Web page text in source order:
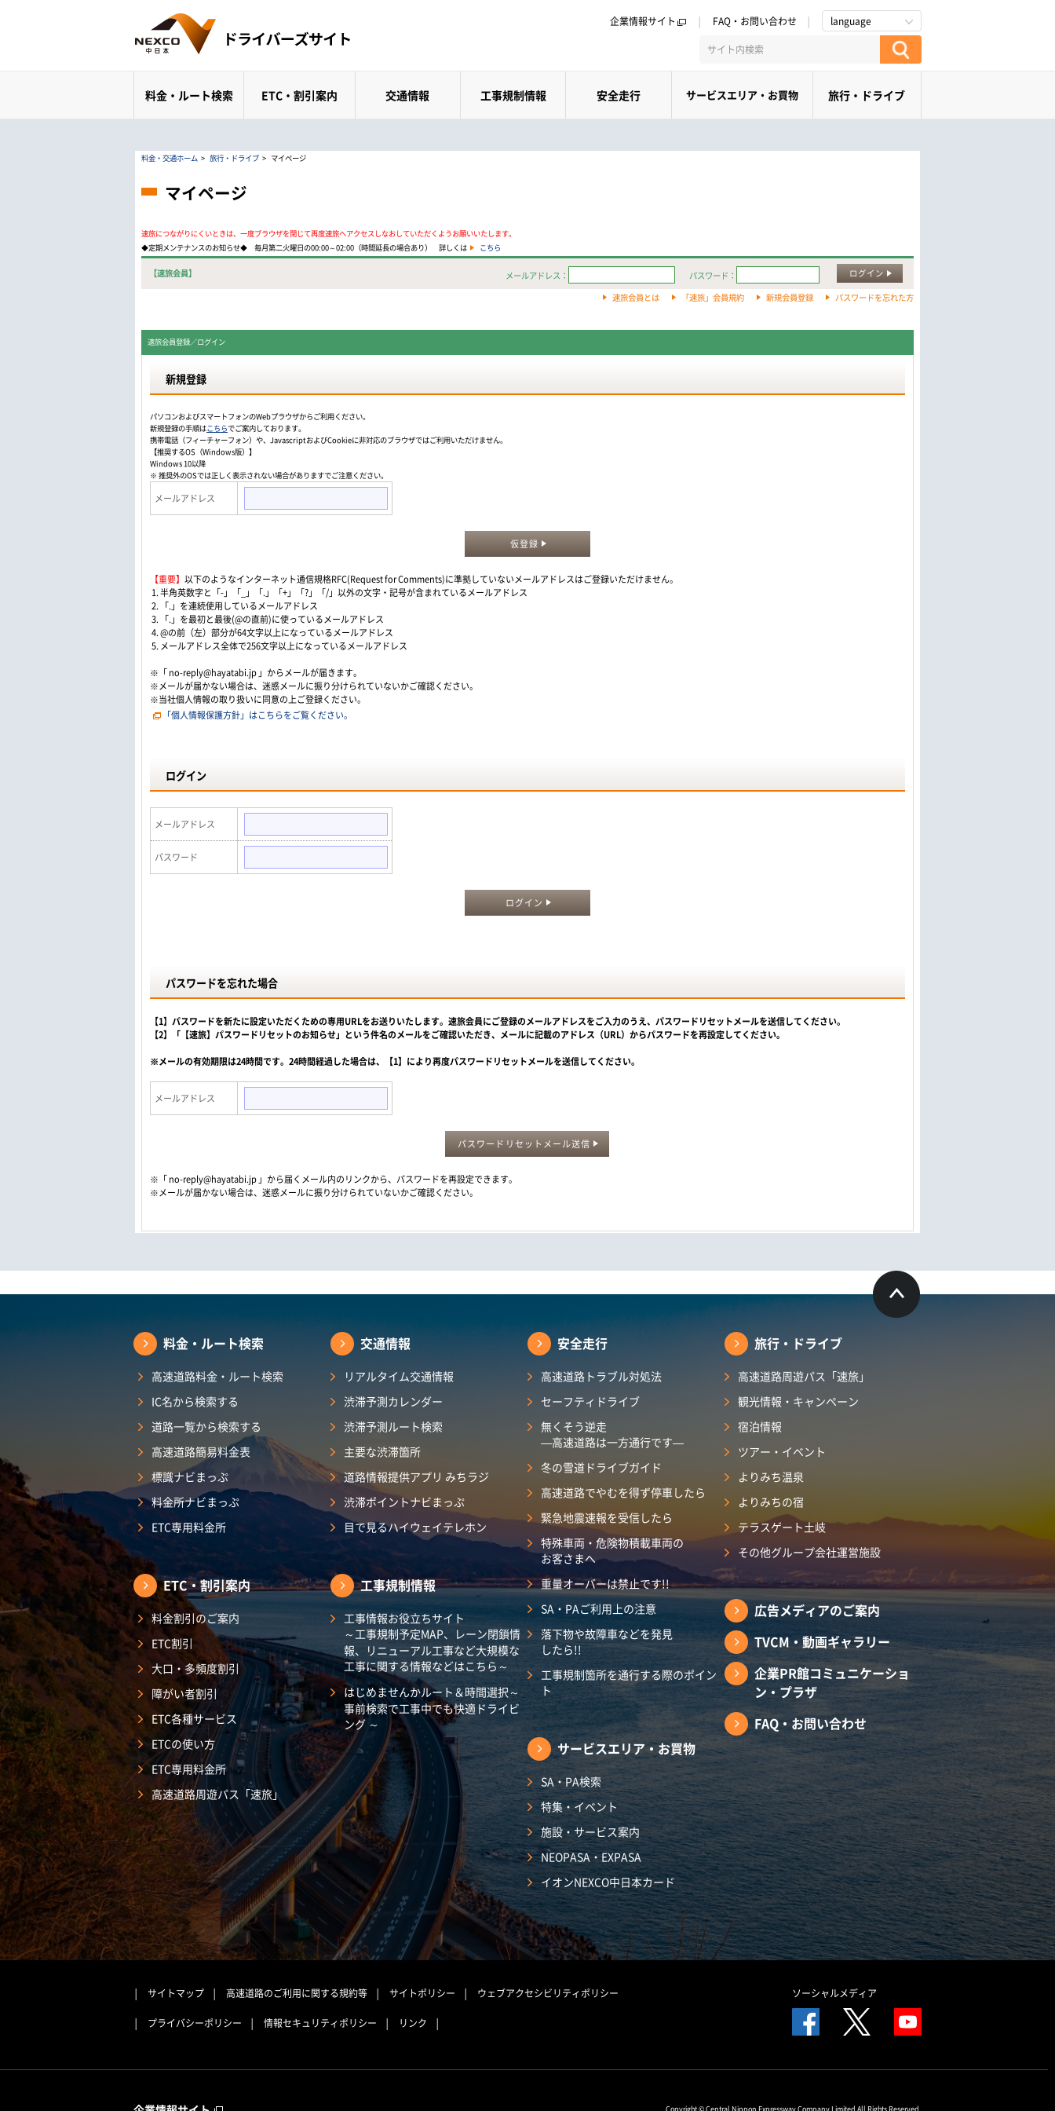
企業情報サイト FAQ・お問い合わせ language
料金・ルート検索 ETC・割引案内 交通情報 工事規制情報 安全走行 サービスエリア・お買物 旅行・ドライブ
料金・交通ホーム > 旅行・ドライブ > マイページ
マイページ
速旅につながりにくいときは、一度ブラウザを閉じて再度速旅へアクセスしなおしていただくようお願いいたします。
◆定期メンテナンスのお知らせ◆ 毎月第二火曜日の00:00～02:00（時間延長の場合あり） 詳しくは
こちら
【速旅会員】 メールアドレス： パスワード： ログイン
速旅会員とは 「速旅」会員規約 新規会員登録 パスワードを忘れた方
速旅会員登録／ログイン
新規登録
パソコンおよびスマートフォンのWebプラウザからご利用ください。
新規登録の手順はこちらでご案内しております。
携帯電話（フィーチャーフォン）や、JavascriptおよびCookieに非対応のブラウザではご利用いただけません。
【推奨するOS（Windows版）】
Windows 10以降
※ 推奨外のOSでは正しく表示されない場合がありますでご注意ください。
メールアドレス
仮登録
【重要】 以下のようなインターネット通信規格RFC(Request for Comments)に準拠していないメールアドレスはご登録いただけません。
1. 半角英数字と「-」「_」「.」「+」「?」「/」以外の文字・記号が含まれているメールアドレス
2. 「.」を連続使用しているメールアドレス
3. 「.」を最初と最後(@の直前)に使っているメールアドレス
4. @の前（左）部分が64文字以上になっているメールアドレス
5. メールアドレス全体で256文字以上になっているメールアドレス
※「 no-reply@hayatabi.jp 」からメールが届きます。
※メールが届かない場合は、迷惑メールに振り分けられていないかご確認ください。
※当社個人情報の取り扱いに同意の上ご登録ください。
「個人情報保護方針」はこちらをご覧ください。
ログイン
メールアドレス
パスワード
ログイン
パスワードを忘れた場合
【1】パスワードを新たに設定いただくための専用URLをお送りいたします。速旅会員にご登録のメールアドレスをご入力のうえ、パスワードリセットメールを送信してください。
【2】「【速旅】パスワードリセットのお知らせ」という件名のメールをご確認いただき、メールに記載のアドレス（URL）からパスワードを再設定してください。
※メールの有効期限は24時間です。24時間経過した場合は、【1】により再度パスワードリセットメールを送信してください。
メールアドレス
パスワードリセットメール送信
※「 no-reply@hayatabi.jp 」から届くメール内のリンクから、パスワードを再設定できます。
※メールが届かない場合は、迷惑メールに振り分けられていないかご確認ください。
料金・ルート検索
高速道路料金・ルート検索
IC名から検索する
道路一覧から検索する
高速道路簡易料金表
標識ナビまっぷ
料金所ナビまっぷ
ETC専用料金所
ETC・割引案内
料金割引のご案内
ETC割引
大口・多頻度割引
障がい者割引
ETC各種サービス
ETCの使い方
ETC専用料金所
高速道路周遊パス「速旅」
交通情報
リアルタイム交通情報
渋滞予測カレンダー​
渋滞予測ルート検索
主要な渋滞箇所
道路情報提供アプリ みちラジ
渋滞ポイントナビまっぷ
目で見るハイウェイテレホン
工事規制情報
工事情報お役立ちサイト
～工事規制予定MAP、レーン閉鎖情
報、リニューアル工事など大規模な
工事に関する情報などはこちら～
はじめませんかルート＆時間選択～
事前検索で工事中でも快適ドライビ
ング ～
安全走行
高速道路トラブル対処法
セーフティドライブ
無くそう逆走
―高速道路は一方通行です―
冬の雪道ドライブガイド
高速道路でやむを得ず停車したら
緊急地震速報を受信したら
特殊車両・危険物積載車両の
お客さまへ
重量オーバーは禁止です!!
SA・PAご利用上の注意
落下物や故障車などを発見
したら!!
工事規制箇所を通行する際のポイン
ト
サービスエリア・お買物
SA・PA検索
特集・イベント
施設・サービス案内
NEOPASA・EXPASA
イオンNEXCO中日本カード
旅行・ドライブ
高速道路周遊パス「速旅」
観光情報・キャンペーン
宿泊情報
ツアー・イベント
よりみち温泉
よりみちの宿
テラスゲート土岐
その他グループ会社運営施設
広告メディアのご案内
TVCM・動画ギャラリー
企業PR館コミュニケーショ
ン・プラザ
FAQ・お問い合わせ
サイトマップ 高速道路のご利用に関する規約等 サイトポリシー ウェブアクセシビリティポリシー
プライバシーポリシー 情報セキュリティポリシー リンク
ソーシャルメディア